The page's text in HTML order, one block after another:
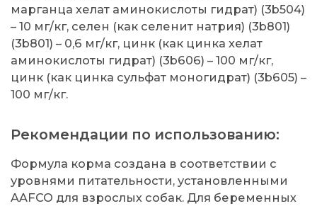
марганца хелат аминокислоты гидрат) (3b504)
– 10 мг/кг, селен (как селенит натрия) (3b801)
(3b801) – 0,6 мг/кг, цинк (как цинка хелат
аминокислоты гидрат) (3b606) – 100 мг/кг,
цинк (как цинка сульфат моногидрат) (3b605) –
100 мг/кг.
Рекомендации по использованию:
Формула корма создана в соответствии с
уровнями питательности, установленными
AAFCO для взрослых собак. Для беременных